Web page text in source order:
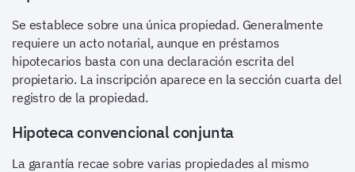
Se establece sobre una única propiedad. Generalmente
requiere un acto notarial, aunque en préstamos
hipotecarios basta con una declaración escrita del
propietario. La inscripción aparece en la sección cuarta del
registro de la propiedad.
Hipoteca convencional conjunta
La garantía recae sobre varias propiedades al mismo